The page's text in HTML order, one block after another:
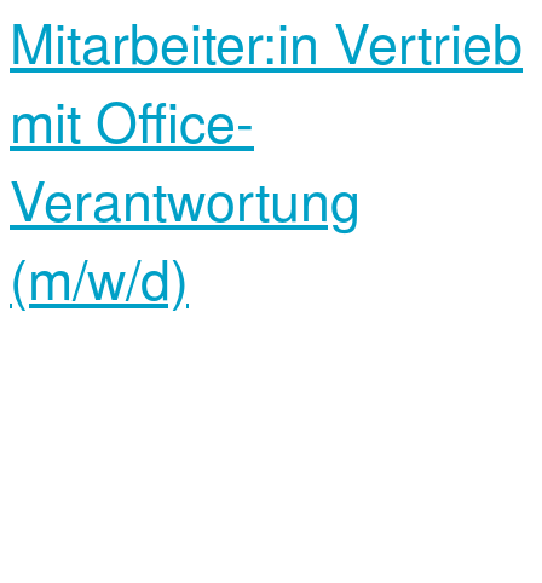
Mitarbeiter:in Vertrieb
mit Office-
Verantwortung
(m/w/d)